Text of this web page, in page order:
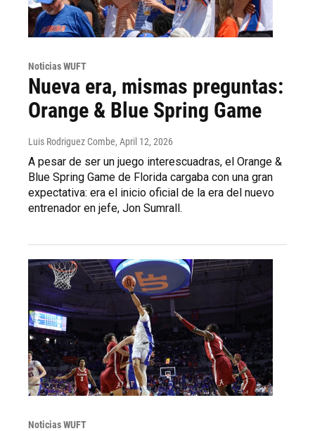
Noticias WUFT
Nueva era, mismas preguntas:
Orange & Blue Spring Game
Luis Rodriguez Combe, April 12, 2026
A pesar de ser un juego interescuadras, el Orange &
Blue Spring Game de Florida cargaba con una gran
expectativa: era el inicio oficial de la era del nuevo
entrenador en jefe, Jon Sumrall.
Noticias WUFT